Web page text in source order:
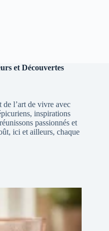
et Découvertes
l’art de vivre avec
inspirations
passionnés et
ici et ailleurs, chaque